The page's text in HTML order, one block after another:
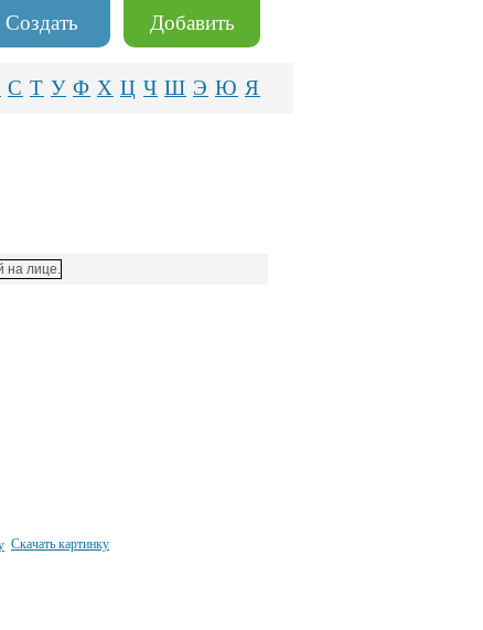
Добавить
Создать
С Т У Ф Х Ц Ч Ш Э Ю Я
Скачать картинку